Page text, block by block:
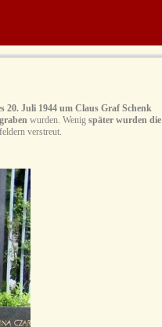
20. Juli 1944 um Claus Graf Schenk
wurden. Wenig später wurden die
verstreut.